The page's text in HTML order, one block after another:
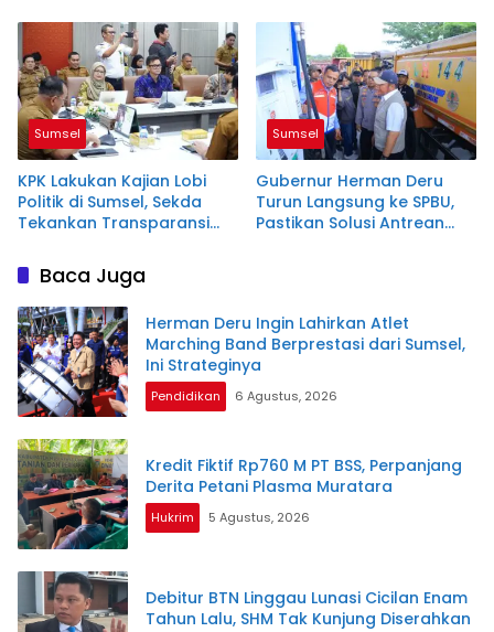
Berpedoman pada
Regulasi dan Kemampuan
Daerah
Sumsel
KPK Lakukan Kajian Lobi
Politik di Sumsel, Sekda
Tekankan Transparansi
Sumsel
Gubernur Herman Deru
Turun Langsung ke SPBU,
Pastikan Solusi Antrean
Baca Juga
Herman Deru Ingin Lahirkan Atlet
Marching Band Berprestasi dari Sumsel,
Ini Strateginya
Pendidikan 6 Agustus, 2026
Kredit Fiktif Rp760 M PT BSS, Perpanjang
Derita Petani Plasma Muratara
Hukrim 5 Agustus, 2026
Debitur BTN Linggau Lunasi Cicilan Enam
Tahun Lalu, SHM Tak Kunjung Diserahkan